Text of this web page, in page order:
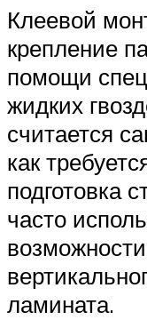
Клеевой
крепление
помощи
жидких
считается
как
подготовка
часто
ламината.